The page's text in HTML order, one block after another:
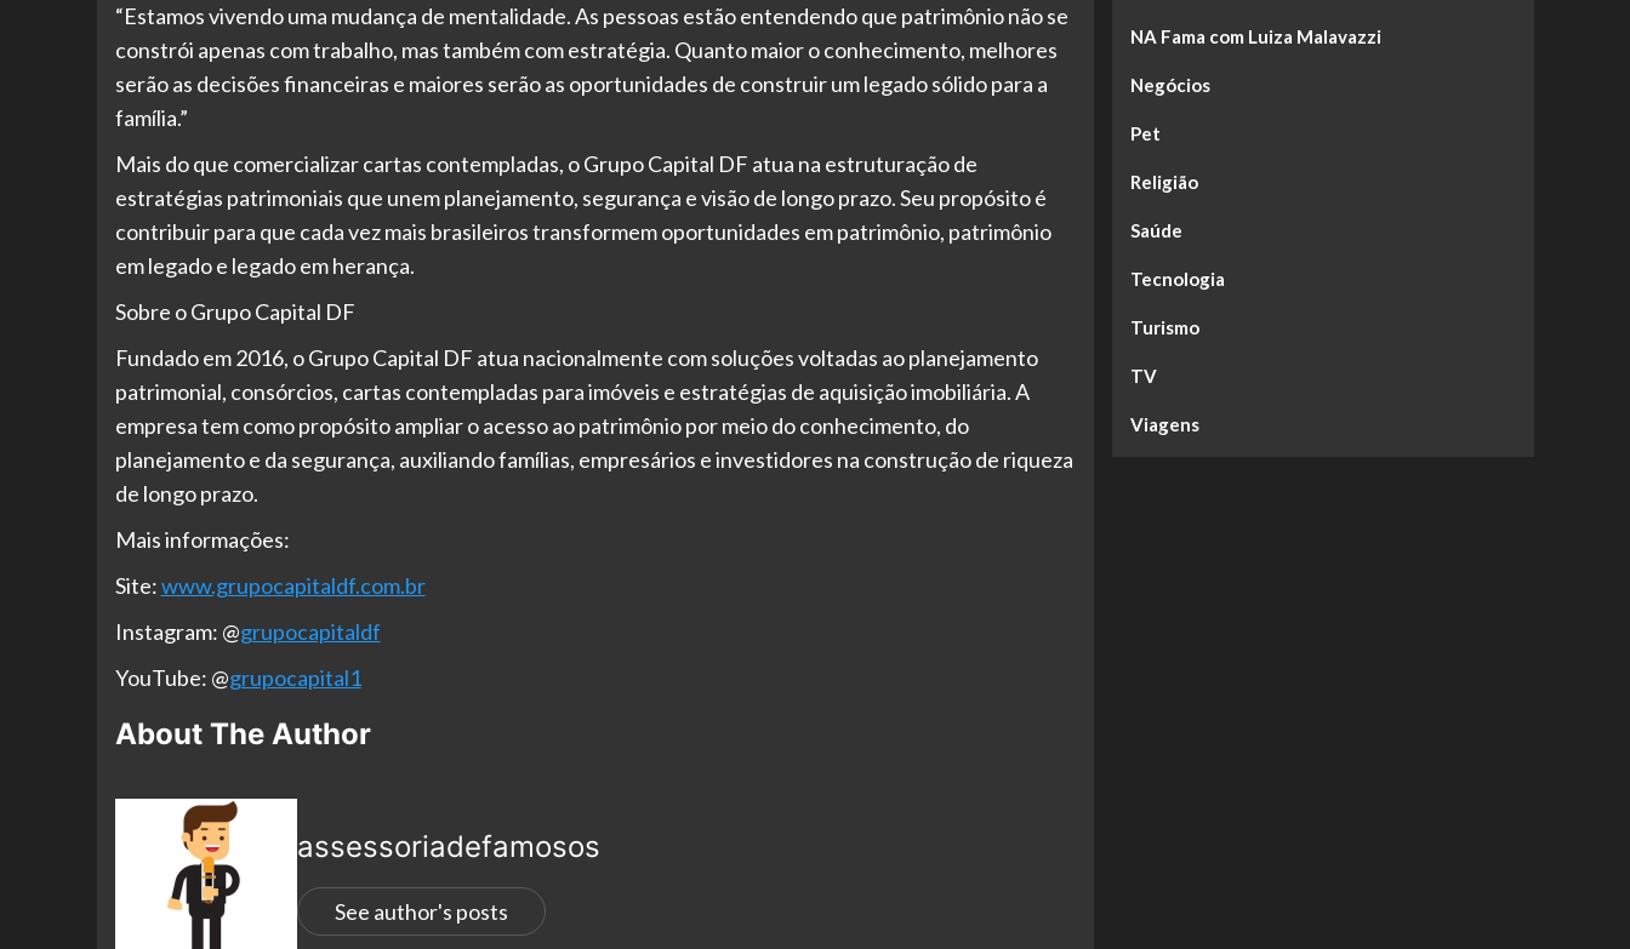
“Estamos vivendo uma mudança de mentalidade. As pessoas estão entendendo que patrimônio não se
constrói apenas com trabalho, mas também com estratégia. Quanto maior o conhecimento, melhores
serão as decisões financeiras e maiores serão as oportunidades de construir um legado sólido para a
família.”
Mais do que comercializar cartas contempladas, o Grupo Capital DF atua na estruturação de
estratégias patrimoniais que unem planejamento, segurança e visão de longo prazo. Seu propósito é
contribuir para que cada vez mais brasileiros transformem oportunidades em patrimônio, patrimônio
em legado e legado em herança.
Sobre o Grupo Capital DF
Fundado em 2016, o Grupo Capital DF atua nacionalmente com soluções voltadas ao planejamento
patrimonial, consórcios, cartas contempladas para imóveis e estratégias de aquisição imobiliária. A
empresa tem como propósito ampliar o acesso ao patrimônio por meio do conhecimento, do
planejamento e da segurança, auxiliando famílias, empresários e investidores na construção de riqueza
de longo prazo.
Mais informações:
Site:www.grupocapitaldf.com.br
Instagram: @grupocapitaldf
YouTube: @grupocapital1
About The Author
assessoriadefamosos
See author's posts
NA Fama com Luiza Malavazzi
Negócios
Pet
Religião
Saúde
Tecnologia
Turismo
TV
Viagens